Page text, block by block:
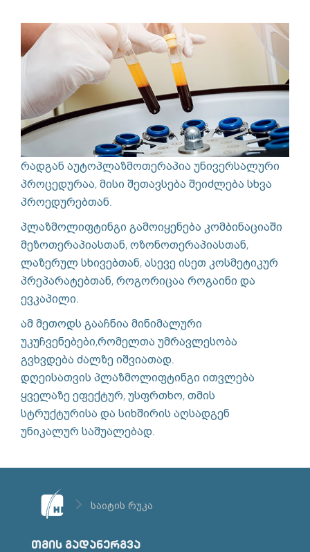
რადგან აუტოპლაზმოთერაპია უნივერსალური
პროცედურაა, მისი შეთავსება შეიძლება სხვა
პროედურებთან.
პლაზმოლიფტინგი გამოიყენება კომბინაციაში
მეზოთერაპიასთან, ოზონოთერაპიასთან,
ლაზერულ სხივებთან, ასევე ისეთ კოსმეტიკურ
პრეპარატებთან, როგორიცაა როგაინი და
ევკაპილი.
ამ მეთოდს გააჩნია მინიმალური
უკუჩვენებები,რომელთა უმრავლესობა
გვხვდება ძალზე იშვიათად.
დღეისათვის პლაზმოლიფტინგი ითვლება
ყველაზე ეფექტურ, უსფრთხო, თმის
სტრუქტურისა და სიხშირის აღსადგენ
უნიკალურ საშუალებად.
საიტის რუკა
თმის გადანერგვა